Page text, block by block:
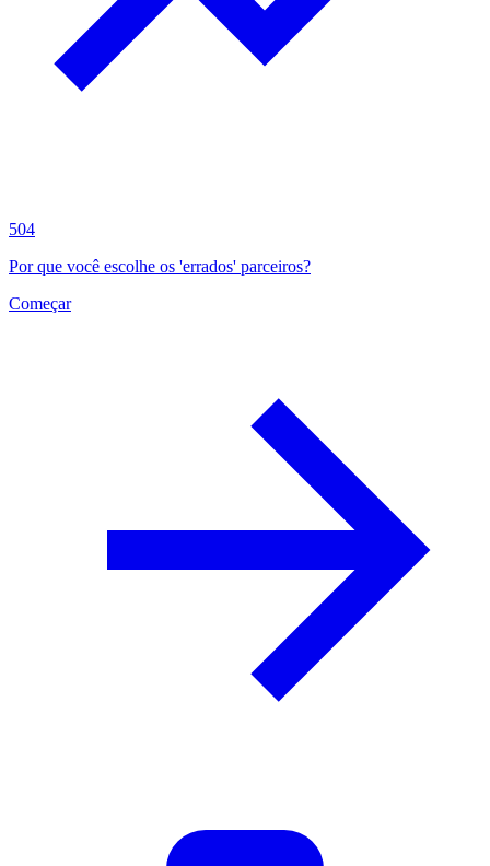
504
Por que você escolhe os 'errados' parceiros?
Começar